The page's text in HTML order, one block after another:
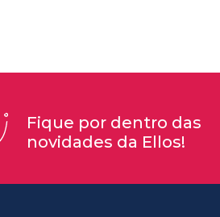
Fique por dentro das
novidades da Ellos!